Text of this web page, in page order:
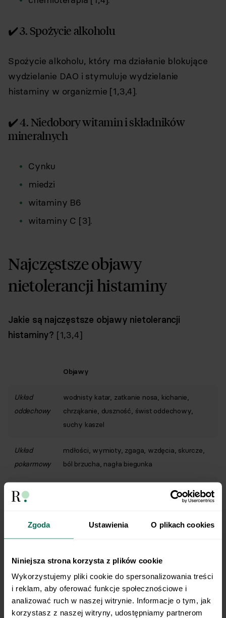
Zgoda Ustawienia O plikach cookies
Niniejsza strona korzysta z plików cookie
Wykorzystujemy pliki cookie do spersonalizowania treści
i reklam, aby oferować funkcje społecznościowe i
analizować ruch w naszej witrynie. Informacje o tym, jak
korzystasz z naszej witryny, udostępniamy partnerom
✔️ 3. Spożycie alkoholu
Spożycie alkoholu, który ma działanie blokujące
wydzielanie DAO i stymuluje wydzielanie
histaminy w organizmie [1,3,4].
✔️ 4. Niedobory witamin i składników
mineralnych
Cynku
miedzi
witaminy B6
witaminy C [3].
Najczęstsze objawy
nietolerancji histaminy
Jakie są najczęstsze objawy nietolerancji
histaminy? [1,3,4]
Objawy
Układ
oddechowy
wodnisty katar, zatkanie nosa, kichanie,
chrząkanie, duszność, świst oddechowy,
suchy kaszel
Układ
pokarmowy
mdłości, wymioty, zgaga, wzdęcia, skurcze,
ból brzucha, nagła biegunka
Skóra i
błony
zaczerwienienie skóry, wysypka (tzw.
stan zapalny skóry
Układ
spadek ciśnienia tętniczego krwi i osłabienie,
Narząd
wzroku
łzawienie oczu, świąd oczu, obrzęk powiek